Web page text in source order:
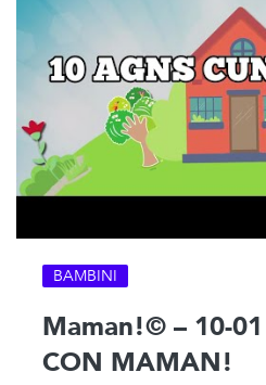
BAMBINI
Maman!© – 10-
CON MAMAN!